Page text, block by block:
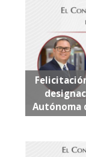
Autónoma